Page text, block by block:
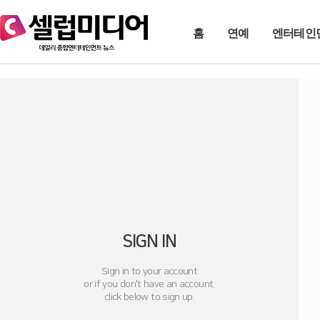
홈 연예 엔터테인
SIGN IN
Sign in to your account
or if you don't have an account.
click below to sign up.